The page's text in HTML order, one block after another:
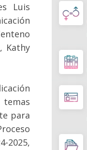
Luis
Kathy
para
2025,